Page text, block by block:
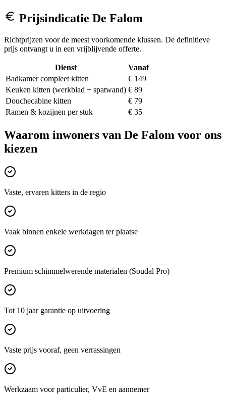
Prijsindicatie De Falom
Richtprijzen voor de meest voorkomende klussen. De definitieve
prijs ontvangt u in een vrijblijvende offerte.
Dienst
Vanaf
Badkamer compleet kitten
€ 149
Keuken kitten (werkblad + spatwand) € 89
Douchecabine kitten
€ 79
Ramen & kozijnen per stuk
€ 35
Waarom inwoners van De Falom voor ons
kiezen
Vaste, ervaren kitters in de regio
Vaak binnen enkele werkdagen ter plaatse
Premium schimmelwerende materialen (Soudal Pro)
Tot 10 jaar garantie op uitvoering
Vaste prijs vooraf, geen verrassingen
Werkzaam voor particulier, VvE en aannemer